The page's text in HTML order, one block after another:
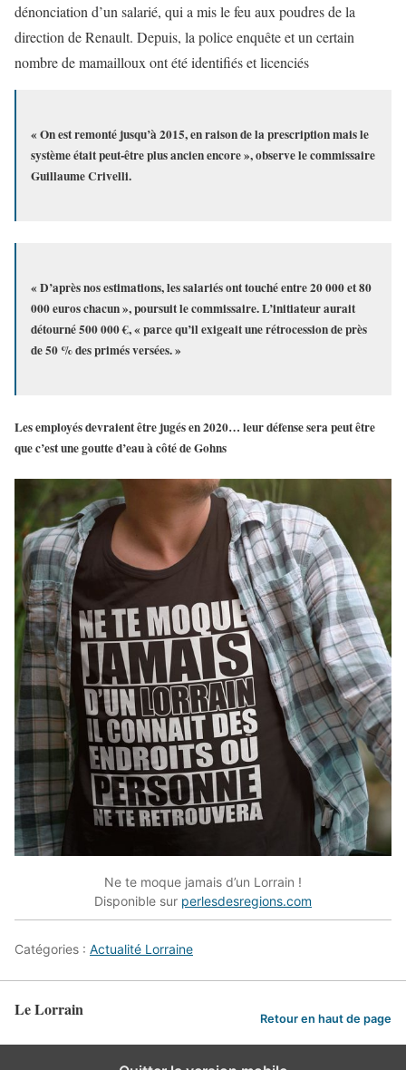
dénonciation d’un salarié, qui a mis le feu aux poudres de la
direction de Renault. Depuis, la police enquête et un certain
nombre de mamailloux ont été identifiés et licenciés
« On est remonté jusqu’à 2015, en raison de la prescription mais le
système était peut-être plus ancien encore », observe le commissaire
Guillaume Crivelli.
« D’après nos estimations, les salariés ont touché entre 20 000 et 80
000 euros chacun », poursuit le commissaire. L’initiateur aurait
détourné 500 000 €, « parce qu’il exigeait une rétrocession de près
de 50 % des primés versées. »
Les employés devraient être jugés en 2020… leur défense sera peut être
que c’est une goutte d’eau à côté de Gohns
Ne te moque jamais d’un Lorrain !
Disponible sur perlesdesregions.com
Catégories : Actualité Lorraine
Le Lorrain Retour en haut de page